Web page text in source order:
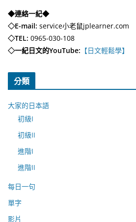
◆連絡一紀◆
◇E-mail: service小老鼠jplearner.com
◇TEL: 0965-030-108
◇一紀日文的YouTube: 【日文輕鬆學】
分類
大家的日本語
初級I
初級II
進階I
進階II
每日一句
單字
影片